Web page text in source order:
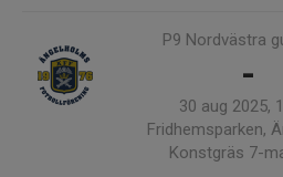
P9 Nordvästra
-
30 aug 2025,
Fridhemsparken,
Konstgräs 7-